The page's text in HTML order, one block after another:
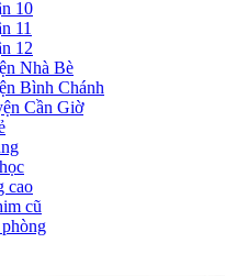
10
11
12
Nhà Bè
Bình Chánh
Cần Giờ
cao
cũ